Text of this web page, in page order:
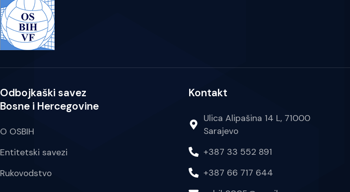
Odbojkaški savez
Bosne i Hercegovine
O OSBIH
Entitetski savezi
Rukovodstvo
Kontakt
Ulica Alipašina 14 L, 71000
Sarajevo
+387 33 552 891
+387 66 717 644